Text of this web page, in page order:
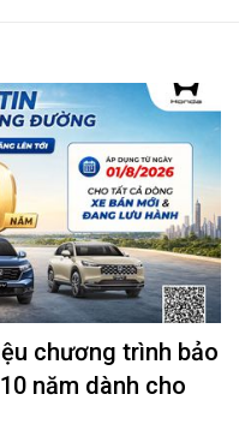
chương trình bảo
năm dành cho